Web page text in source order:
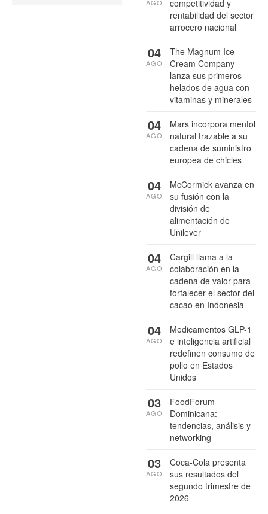
competitividad y
rentabilidad del sector
arrocero nacional
AGO
The Magnum Ice
Cream Company
lanza sus primeros
helados de agua con
vitaminas y minerales
04
AGO
Mars incorpora mentol
natural trazable a su
cadena de suministro
europea de chicles
04
AGO
McCormick avanza en
su fusión con la
división de
alimentación de
Unilever
04
AGO
Cargill llama a la
colaboración en la
cadena de valor para
fortalecer el sector del
cacao en Indonesia
04
AGO
Medicamentos GLP-1
e inteligencia artificial
redefinen consumo de
pollo en Estados
Unidos
04
AGO
FoodForum
Dominicana:
tendencias, análisis y
networking
03
AGO
Coca-Cola presenta
sus resultados del
segundo trimestre de
2026
03
AGO